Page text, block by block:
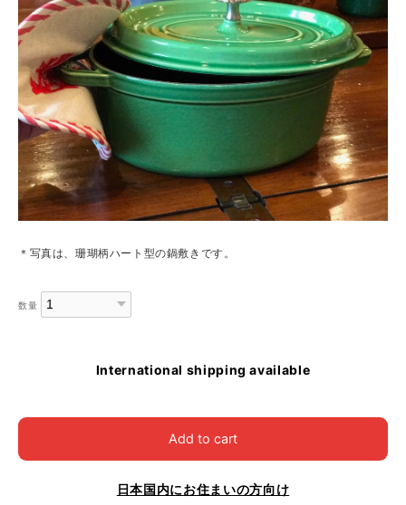
＊写真は、珊瑚柄ハート型の鍋敷きです。
数量
International shipping available
Add to cart
日本国内にお住まいの方向け